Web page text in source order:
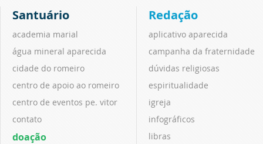
Santuário
academia marial
água mineral aparecida
cidade do romeiro
centro de apoio ao romeiro
centro de eventos pe. vitor
contato
doação
Redação
aplicativo aparecida
campanha da fraternidade
dúvidas religiosas
espiritualidade
igreja
infográficos
libras